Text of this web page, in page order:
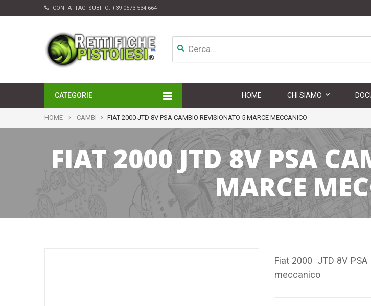
CONTATTACI SUBITO: +39 0573 534 664
CATEGORIE
APPARATI DI INIEZIONE
TURBINE
ALTRI ACCESSORI
HOME CHI SIAMO
HOME CAMBI FIAT 2000 JTD 8V PSA CAMBIO REVISIONATO 5 MARCE MECCANICO
FIAT 2000 JTD 8V PSA
MARCE
Fiat 2000 JTD 8V
meccanico